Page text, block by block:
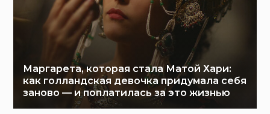
Маргарета, которая стала Матой Хари:
как голландская девочка придумала себя
заново — и поплатилась за это жизнью